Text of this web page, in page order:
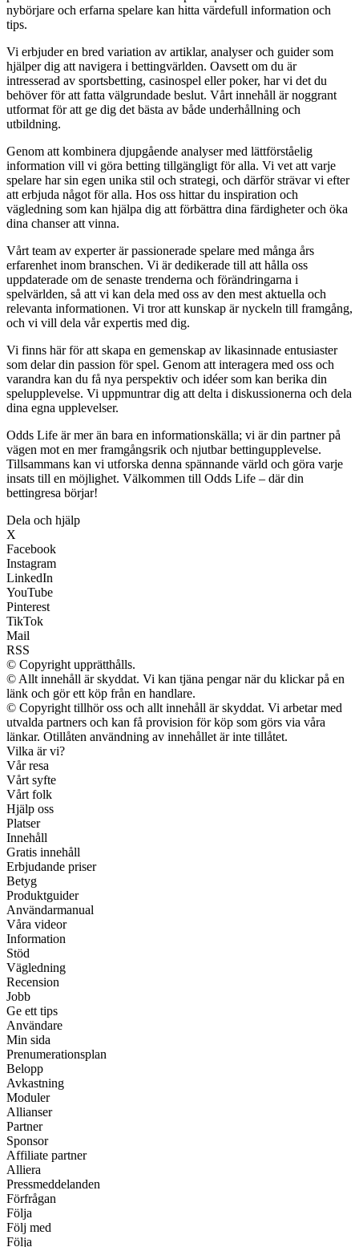
nybörjare och erfarna spelare kan hitta värdefull information och
tips.
Vi erbjuder en bred variation av artiklar, analyser och guider som
hjälper dig att navigera i bettingvärlden. Oavsett om du är
intresserad av sportsbetting, casinospel eller poker, har vi det du
behöver för att fatta välgrundade beslut. Vårt innehåll är noggrant
utformat för att ge dig det bästa av både underhållning och
utbildning.
Genom att kombinera djupgående analyser med lättförståelig
information vill vi göra betting tillgängligt för alla. Vi vet att varje
spelare har sin egen unika stil och strategi, och därför strävar vi efter
att erbjuda något för alla. Hos oss hittar du inspiration och
vägledning som kan hjälpa dig att förbättra dina färdigheter och öka
dina chanser att vinna.
Vårt team av experter är passionerade spelare med många års
erfarenhet inom branschen. Vi är dedikerade till att hålla oss
uppdaterade om de senaste trenderna och förändringarna i
spelvärlden, så att vi kan dela med oss av den mest aktuella och
relevanta informationen. Vi tror att kunskap är nyckeln till framgång,
och vi vill dela vår expertis med dig.
Vi finns här för att skapa en gemenskap av likasinnade entusiaster
som delar din passion för spel. Genom att interagera med oss och
varandra kan du få nya perspektiv och idéer som kan berika din
spelupplevelse. Vi uppmuntrar dig att delta i diskussionerna och dela
dina egna upplevelser.
Odds Life är mer än bara en informationskälla; vi är din partner på
vägen mot en mer framgångsrik och njutbar bettingupplevelse.
Tillsammans kan vi utforska denna spännande värld och göra varje
insats till en möjlighet. Välkommen till Odds Life – där din
bettingresa börjar!
Dela och hjälp
X
Facebook
Instagram
LinkedIn
YouTube
Pinterest
TikTok
Mail
RSS
© Copyright upprätthålls.
© Allt innehåll är skyddat. Vi kan tjäna pengar när du klickar på en
länk och gör ett köp från en handlare.
© Copyright tillhör oss och allt innehåll är skyddat. Vi arbetar med
utvalda partners och kan få provision för köp som görs via våra
länkar. Otillåten användning av innehållet är inte tillåtet.
Vilka är vi?
Vår resa
Vårt syfte
Vårt folk
Hjälp oss
Platser
Innehåll
Gratis innehåll
Erbjudande priser
Betyg
Produktguider
Användarmanual
Våra videor
Information
Stöd
Vägledning
Recension
Jobb
Ge ett tips
Användare
Min sida
Prenumerationsplan
Belopp
Avkastning
Moduler
Allianser
Partner
Sponsor
Affiliate partner
Alliera
Pressmeddelanden
Förfrågan
Följa
Följ med
Följa